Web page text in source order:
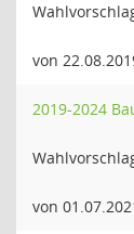
von
2019-2024
von